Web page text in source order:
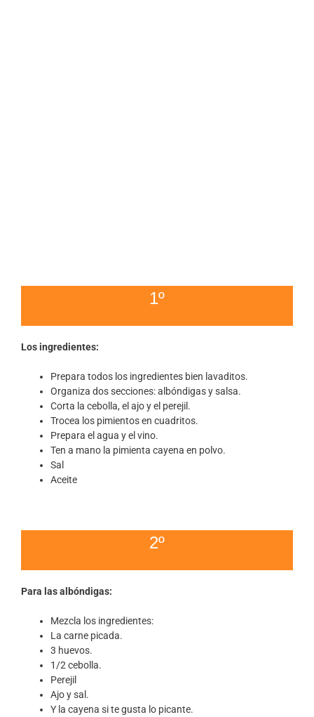
1º
Los ingredientes:
Prepara todos los ingredientes bien lavaditos.
Organiza dos secciones: albóndigas y salsa.
Corta la cebolla, el ajo y el perejil.
Trocea los pimientos en cuadritos.
Prepara el agua y el vino.
Ten a mano la pimienta cayena en polvo.
Sal
Aceite
2º
Para las albóndigas:
Mezcla los ingredientes:
La carne picada.
3 huevos.
1/2 cebolla.
Perejil
Ajo y sal.
Y la cayena si te gusta lo picante.